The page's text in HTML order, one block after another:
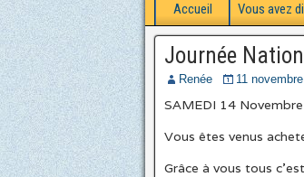
Accueil Vous avez
Journée
Renée 11
SAMEDI 14
Vous êtes venus
Grâce à vous tous